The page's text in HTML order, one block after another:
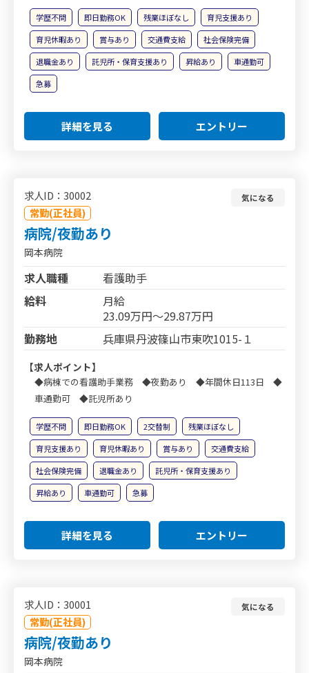
学歴不問 即日勤務OK 残業ほぼなし
育児支援あり
育児休暇あり
賞与あり 交通費支給
社会保険完備
退職金あり
託児所・保育支援あり 昇給あり
車通勤可
急募
詳細を見る エントリー
求人ID：30002
常勤(正社員)
気になる
病院/夜勤あり
岡本病院
求人職種
看護助手
給料
月給
23.09万円～29.87万円
勤務地
兵庫県丹波篠山市東吹1015-１
【求人ポイント】
◆病棟での看護助手業務 ◆夜勤あり ◆年間休日113日 ◆
車通勤可 ◆託児所あり
学歴不問 即日勤務OK 2交替制
残業ほぼなし
育児支援あり
育児休暇あり 賞与あり
交通費支給
社会保険完備
退職金あり
託児所・保育支援あり
昇給あり
車通勤可 急募
詳細を見る エントリー
求人ID：30001
常勤(正社員)
気になる
病院/夜勤あり
岡本病院